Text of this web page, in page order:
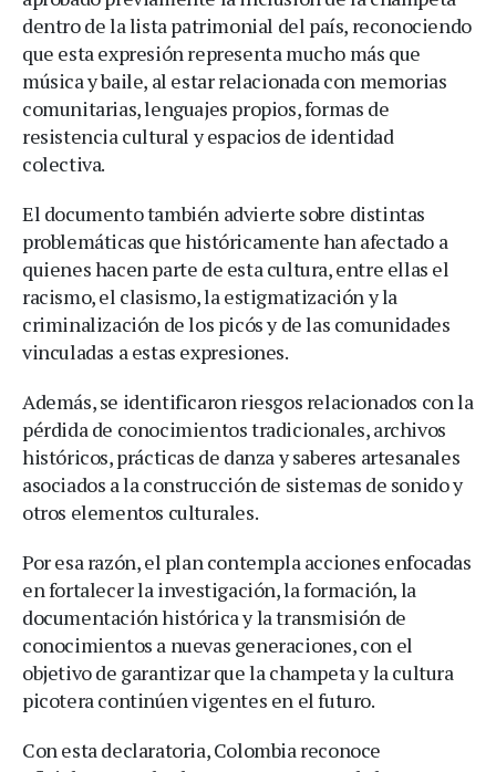
dentro de la lista patrimonial del país, reconociendo
que esta expresión representa mucho más que
música y baile, al estar relacionada con memorias
comunitarias, lenguajes propios, formas de
resistencia cultural y espacios de identidad
colectiva.
El documento también advierte sobre distintas
problemáticas que históricamente han afectado a
quienes hacen parte de esta cultura, entre ellas el
racismo, el clasismo, la estigmatización y la
criminalización de los picós y de las comunidades
vinculadas a estas expresiones.
Además, se identificaron riesgos relacionados con la
pérdida de conocimientos tradicionales, archivos
históricos, prácticas de danza y saberes artesanales
asociados a la construcción de sistemas de sonido y
otros elementos culturales.
Por esa razón, el plan contempla acciones enfocadas
en fortalecer la investigación, la formación, la
documentación histórica y la transmisión de
conocimientos a nuevas generaciones, con el
objetivo de garantizar que la champeta y la cultura
picotera continúen vigentes en el futuro.
Con esta declaratoria, Colombia reconoce